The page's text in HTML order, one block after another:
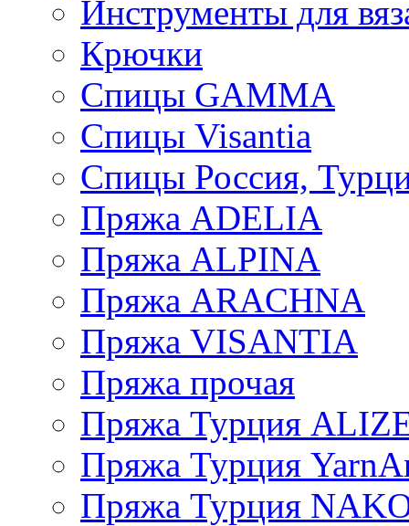
Инструменты для
Крючки
Спицы GAMMA
Спицы Visantia
Спицы Россия,
Пряжа ADELIA
Пряжа ALPINA
Пряжа ARACHNA
Пряжа VISANTIA
Пряжа прочая
Пряжа Турция
Пряжа Турция
Пряжа Турция